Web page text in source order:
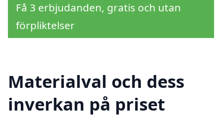
Få 3 erbjudanden, gratis och utan
förpliktelser
Materialval och dess
inverkan på priset